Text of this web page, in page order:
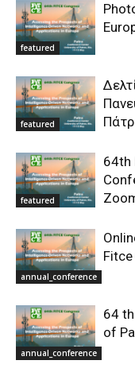
featured
featured
featured
64th
annual_conference
annual_conference
64
of